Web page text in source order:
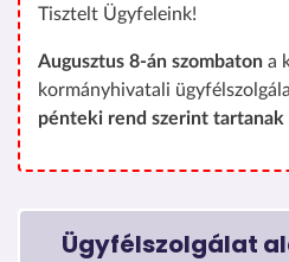
Tisztelt Ügyfeleink!
Augusztus 8-án szombaton a
kormányhivatali
pénteki rend szerint tartanak
Ügyfélszolgálat